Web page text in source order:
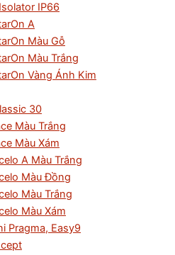
IP66
A
Màu Gỗ
Màu Trắng
Vàng Ánh Kim
30
Màu Trắng
Màu Xám
A Màu Trắng
Màu Đồng
Màu Trắng
Màu Xám
Pragma, Easy9